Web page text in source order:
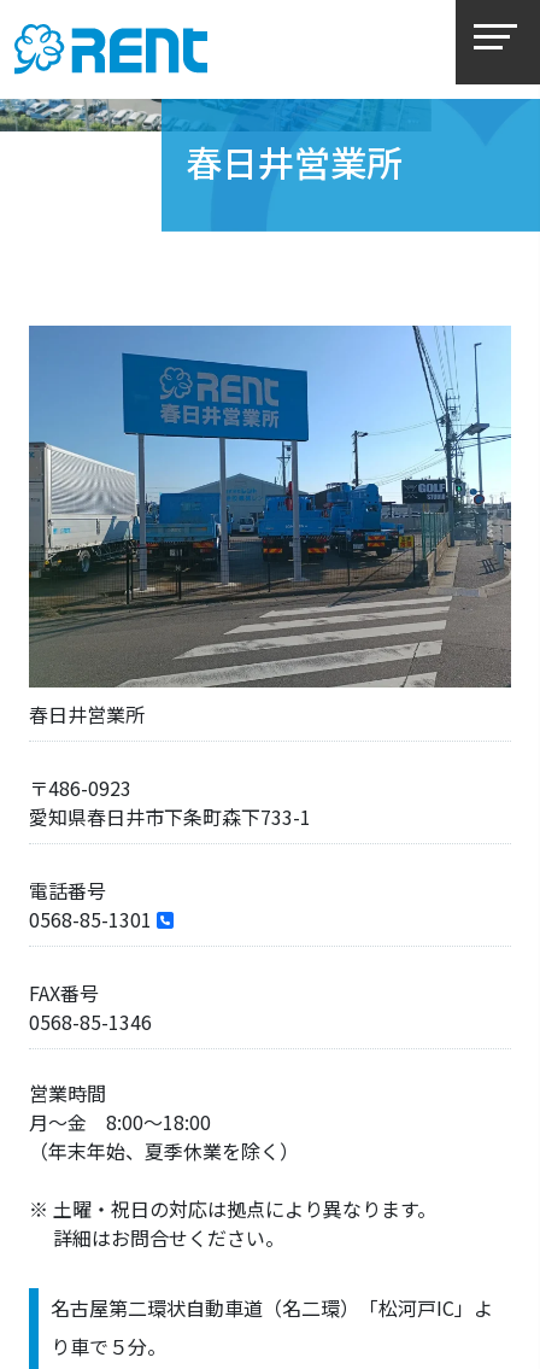
春日井営業所
春日井営業所
〒486-0923
愛知県春日井市下条町森下733-1
電話番号
0568-85-1301
FAX番号
0568-85-1346
営業時間
月～金 8:00～18:00
（年末年始、夏季休業を除く）
※ 土曜・祝日の対応は拠点により異なります。
詳細はお問合せください。
名古屋第二環状自動車道（名二環）「松河戸IC」よ
り車で５分。